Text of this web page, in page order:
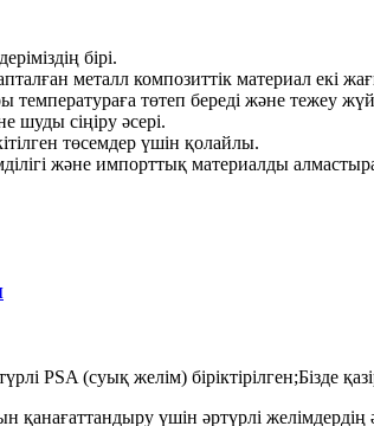
бірі.
металл композиттік материал екі
төтеп береді және тежеу
шуды сіңіру әсері.
төсемдер үшін қолайлы.
және импорттық материалды
PSA (суық желім) біріктірілген;Бізде
қанағаттандыру үшін әртүрлі желімдердің